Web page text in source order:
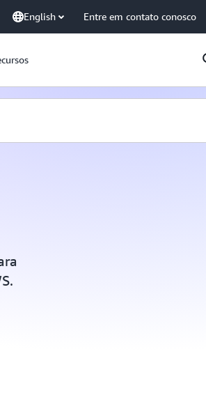
English Entre em contato conosco